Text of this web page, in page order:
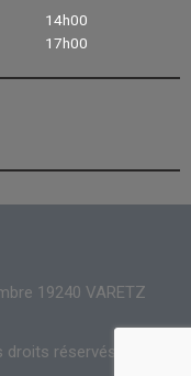
14h00
17h00
19240 VARETZ
droits réservés